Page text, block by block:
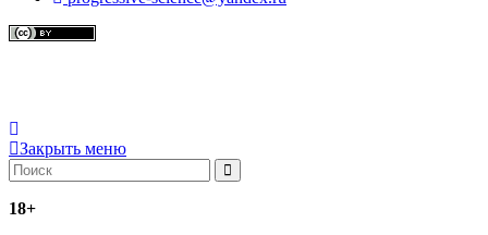
Закрыть меню
18+